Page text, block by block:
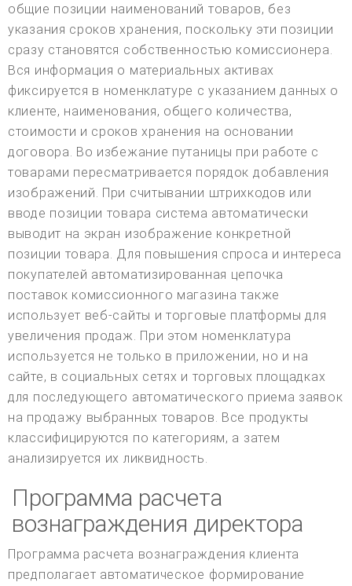
общие позиции наименований товаров, без
указания сроков хранения, поскольку эти позиции
сразу становятся собственностью комиссионера.
Вся информация о материальных активах
фиксируется в номенклатуре с указанием данных о
клиенте, наименования, общего количества,
стоимости и сроков хранения на основании
договора. Во избежание путаницы при работе с
товарами пересматривается порядок добавления
изображений. При считывании штрихкодов или
вводе позиции товара система автоматически
выводит на экран изображение конкретной
позиции товара. Для повышения спроса и интереса
покупателей автоматизированная цепочка
поставок комиссионного магазина также
использует веб-сайты и торговые платформы для
увеличения продаж. При этом номенклатура
используется не только в приложении, но и на
сайте, в социальных сетях и торговых площадках
для последующего автоматического приема заявок
на продажу выбранных товаров. Все продукты
классифицируются по категориям, а затем
анализируется их ликвидность.
Программа расчета
вознаграждения директора
Программа расчета вознаграждения клиента
предполагает автоматическое формирование